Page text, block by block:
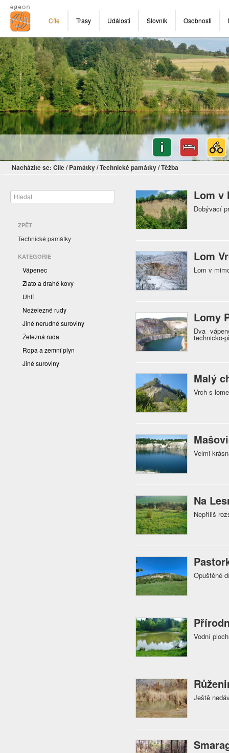
Cíle Trasy Události Slovník Osobnosti
Nacházíte se: Cíle/ Památky/Technické památky/Těžba
ZPĚT
Technické památky
KATEGORIE
Vápenec
Zlato a drahé kovy
Uhlí
Neželezné rudy
Jiné nerudné suroviny
Železná ruda
Ropa a zemní plyn
Jiné suroviny
Lom v
Dobývací
Lom
Lom v
Lomy
Dva
technicko-
Malý
Vrch s
Velmi
Na
Nepříliš
Opuštěné
Vodní
Ještě